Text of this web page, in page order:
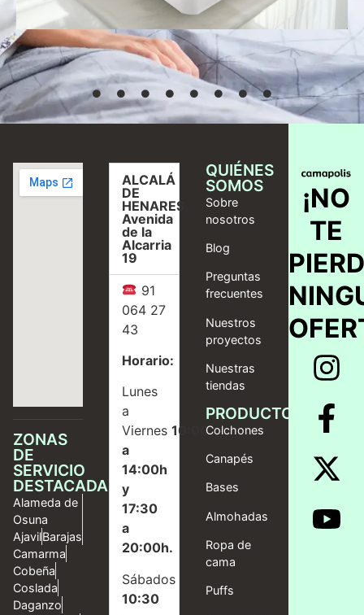
Seleccionar
opciones
ZONAS
DE
SERVICIO
DESTACADAS
Alameda de
Osuna
AjavilBarajas
Camarma
Cobeña
Coslada
Daganzo
ALCALÁ
DE
HENARES,
Avenida
de la
Alcarria
19
91
064 27
43
Horario:
Lunes
a
Viernes10:00
a
14:00h
y
17:30
a
20:00h.
Sábados
10:30
QUIÉNES
SOMOS
Sobre
nosotros
Blog
Preguntas
frecuentes
Nuestros
proyectos
Nuestras
tiendas
PRODUCTOS
Colchones
Canapés
Bases
Almohadas
Ropa de
cama
Puffs
¡NO
TE